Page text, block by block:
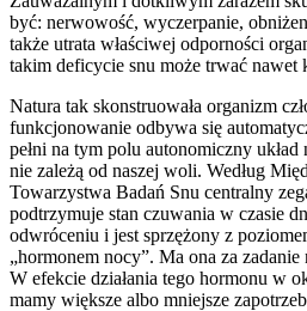
być: nerwowość, wyczerpanie,
także utrata właściwej odporności
takim deficycie snu może trwać nawet
Natura tak skonstruowała organizm
funkcjonowanie odbywa się
pełni na tym polu autonomiczny
nie zależą od naszej woli. Według
Towarzystwa Badań Snu centralny
podtrzymuje stan czuwania w czasie
odwróceniu i jest sprzężony z
„hormonem nocy”. Ma ona za zadanie
W efekcie działania tego hormonu w
mamy większe albo mniejsze